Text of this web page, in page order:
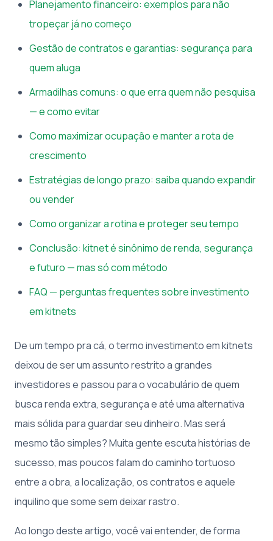
Planejamento financeiro: exemplos para não
tropeçar já no começo
Gestão de contratos e garantias: segurança para
quem aluga
Armadilhas comuns: o que erra quem não pesquisa
— e como evitar
Como maximizar ocupação e manter a rota de
crescimento
Estratégias de longo prazo: saiba quando expandir
ou vender
Como organizar a rotina e proteger seu tempo
Conclusão: kitnet é sinônimo de renda, segurança
e futuro — mas só com método
FAQ — perguntas frequentes sobre investimento
em kitnets
De um tempo pra cá, o termo investimento em kitnets
deixou de ser um assunto restrito a grandes
investidores e passou para o vocabulário de quem
busca renda extra, segurança e até uma alternativa
mais sólida para guardar seu dinheiro. Mas será
mesmo tão simples? Muita gente escuta histórias de
sucesso, mas poucos falam do caminho tortuoso
entre a obra, a localização, os contratos e aquele
inquilino que some sem deixar rastro.
Ao longo deste artigo, você vai entender, de forma